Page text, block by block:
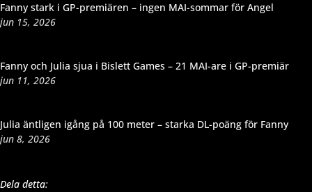
Fanny stark i GP-premiären – ingen MAI-sommar för Angel
jun 15, 2026
Fanny och Julia sjua i Bislett Games – 21 MAI-are i GP-premiär
jun 11, 2026
Julia äntligen igång på 100 meter – starka DL-poäng för Fanny
jun 8, 2026
Dela detta: